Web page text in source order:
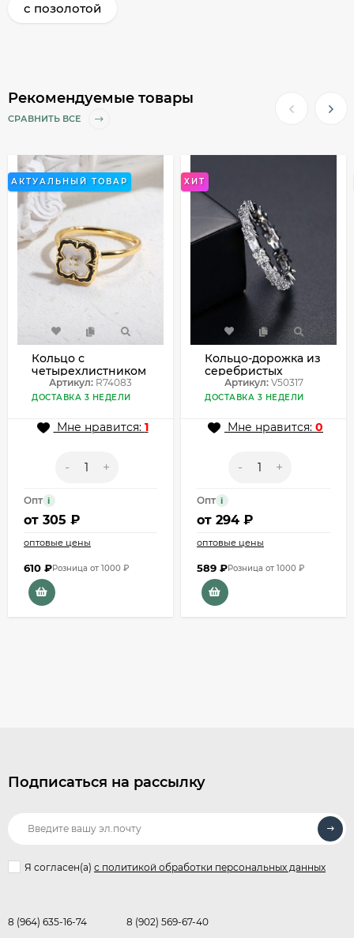
с позолотой
Рекомендуемые товары
СРАВНИТЬ ВСЕ
АКТУАЛЬНЫЙ ТОВАР
Кольцо с
четырехлистником
из перламутра в
черной оправе
Артикул: R74083
ДОСТАВКА 3 НЕДЕЛИ
Мне нравится: 1
- +
Опт i
от 305 ₽
оптовые цены
610 ₽Розница от 1000 ₽
ХИТ
Кольцо-дорожка из
серебристых
цветов с
кристаллами
Артикул:V50317
ДОСТАВКА 3 НЕДЕЛИ
Мне нравится: 0
- +
Опт i
от 294 ₽
оптовые цены
589 ₽Розница от 1000 ₽
Подписаться на рассылку
Я согласен(a) с политикой обработки персональных данных
8 (964) 635-16-74 8 (902) 569-67-40